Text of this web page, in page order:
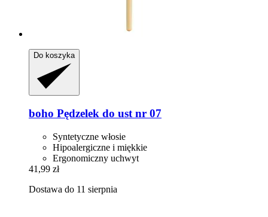
Do koszyka
boho Pędzelek do ust nr 07
Syntetyczne włosie
Hipoalergiczne i miękkie
Ergonomiczny uchwyt
41,99 zł
Dostawa do 11 sierpnia